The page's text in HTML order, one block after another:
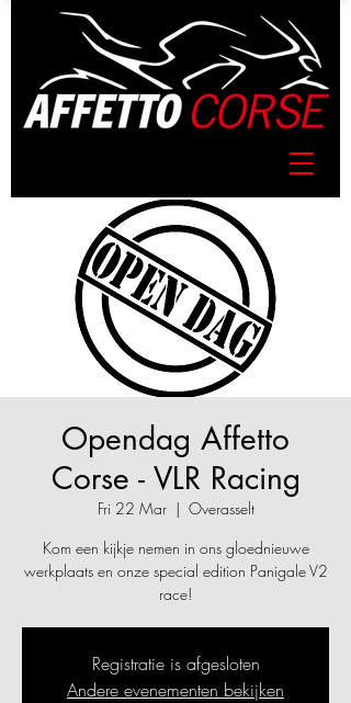
Opendag Affetto
Corse - VLR Racing
Fri 22 Mar
  |
Overasselt
Kom een kijkje nemen in ons gloednieuwe
werkplaats en onze special edition Panigale V2
race!
Registratie is afgesloten
Andere evenementen bekijken